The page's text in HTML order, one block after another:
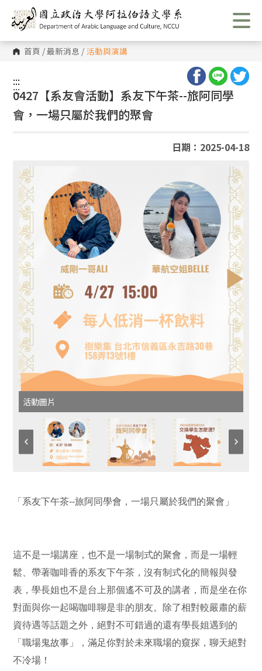
跳
到
主
內
容 首頁 /最新消息 / 活動與演講
:::
:::
0427【系友會活動】系友下午茶--旅阿同學
會，一場只屬於我們的聚會
日期：2025-04-18
活動圖片
「系友下午茶--旅阿同學會，一場只屬於我們的聚會」
這不是一場講座，也不是一場制式的聚會，而是一場輕
鬆、帶著咖啡香的系友下午茶，沒有制式化的簡報與發
表，學長姐也不是台上那個遙不可及的講者，而是坐在你
對面與你一起喝咖啡聊是非的朋友。除了相對較嚴肅的薪
資待遇等話題之外，絕對不可錯過的還有學長姐遇到的
「職場鬼故事」，滿足你對於未來職場的窺探，聊天絕對
不冷場！